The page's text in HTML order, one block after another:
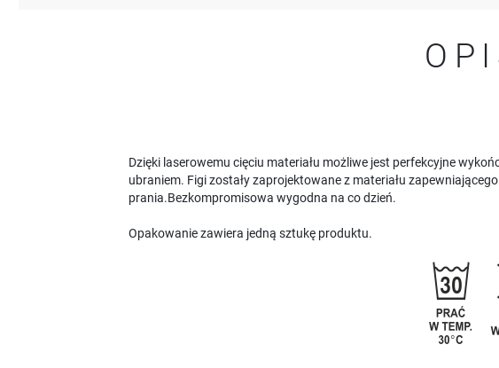
Dzięki laserowemu cięciu materiału możliwe jest perfekcyjne
ubraniem. Figi zostały zaprojektowane z materiału
prania.Bezkompromisowa wygodna na co dzień.
Opakowanie zawiera jedną sztukę produktu.
Szanujemy Twoją
wszystkie. W